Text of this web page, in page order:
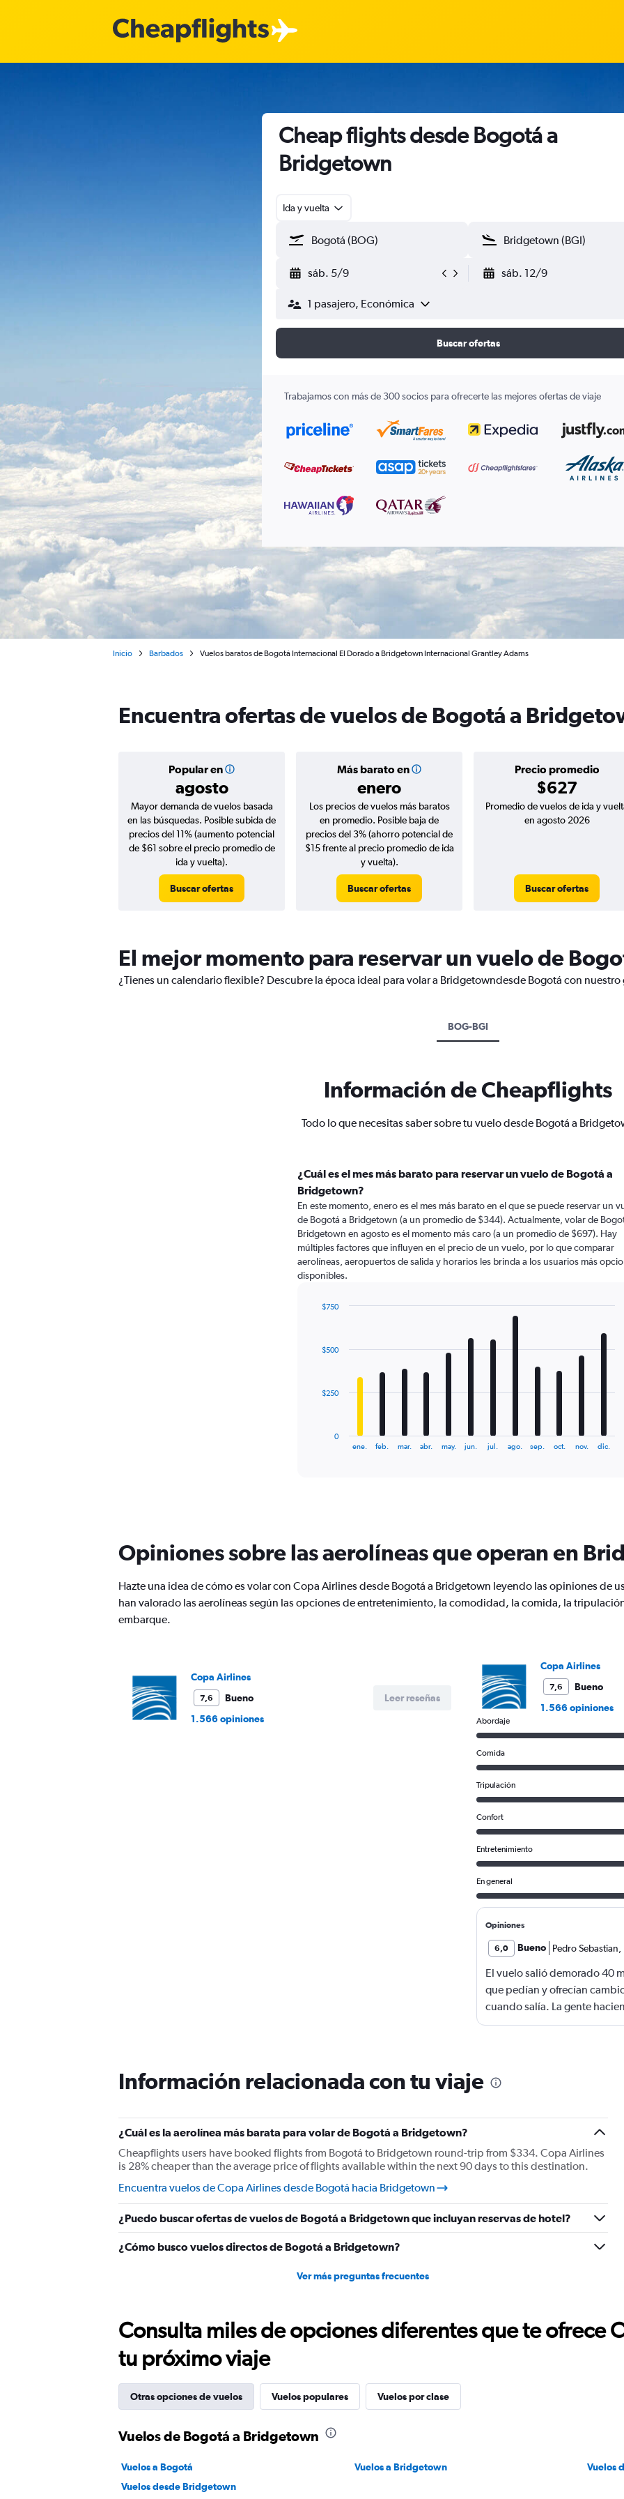
Cheap flights desde Bogotá a
Bridgetown
Ida y vuelta
sáb. 5/9 sáb. 12/9
1 pasajero, Económica
Buscar ofertas
Trabajamos con más de 300 socios para ofrecerte las mejores ofertas de viaje
Inicio Barbados Vuelos baratos de Bogotá Internacional El Dorado a Bridgetown Internacional Grantley Adams
Encuentra ofertas de vuelos de Bogotá a
Popular en
agosto
Más barato en
enero
Precio promedio
$627
Mayor demanda de vuelos basada
en las búsquedas. Posible subida de
precios del 11% (aumento potencial
de $61 sobre el precio promedio de
ida y vuelta).
Buscar ofertas
Los precios de vuelos más baratos
en promedio. Posible baja de
precios del 3% (ahorro potencial de
$15 frente al precio promedio de ida
y vuelta).
Buscar ofertas
Promedio de vuelos de ida y
en agosto 2026
Buscar ofertas
El mejor momento para reservar un vuelo de
¿Tienes un calendario flexible? Descubre la época ideal para volar a Bridgetowndesde Bogotá con
BOG-BGI
Información de Cheapflights
Todo lo que necesitas saber sobre tu vuelo desde Bogotá a
¿Cuál es el mes más barato para reservar un vuelo de Bogotá a
Bridgetown?
En este momento, enero es el mes más barato en el que se puede reservar un
de Bogotá a Bridgetown (a un promedio de $344). Actualmente, volar de
Bridgetown en agosto es el momento más caro (a un promedio de $697). Hay
múltiples factores que influyen en el precio de un vuelo, por lo que comparar
aerolíneas, aeropuertos de salida y horarios les brinda a los usuarios más
disponibles.
12
The
chart
has
Y
axis
ene. feb. mar. abr. may. jun. jul. ago. sep. oct. nov. dic.
0
$250
$500
$750
Opiniones sobre las aerolíneas que operan en
Hazte una idea de cómo es volar con Copa Airlines desde Bogotá a Bridgetown leyendo las opiniones de
han valorado las aerolíneas según las opciones de entretenimiento, la comodidad, la comida, la
embarque.
Copa Airlines
7,6
Bueno
1.566 opiniones
Leer reseñas
Copa Airlines
7,6
Bueno
1.566 opiniones
Abordaje
Comida
Tripulación
Confort
Entretenimiento
En general
Opiniones
6,0 Bueno Pedro Sebastian
El vuelo salió demorado 40
que pedían y ofrecían
cuando salía. La gente
quedarse sin viajar. Mucha
Información relacionada con tu viaje
¿Cuál es la aerolínea más barata para volar de Bogotá a Bridgetown?
Cheapflights users have booked flights from Bogotá to Bridgetown round-trip from $334. Copa Airlines
is 28% cheaper than the average price of flights available within the next 90 days to this destination.
Encuentra vuelos de Copa Airlines desde Bogotá hacia Bridgetown
¿Puedo buscar ofertas de vuelos de Bogotá a Bridgetown que incluyan reservas de hotel?
¿Cómo busco vuelos directos de Bogotá a Bridgetown?
Ver más preguntas frecuentes
Consulta miles de opciones diferentes que te ofrece
tu próximo viaje
Otras opciones de vuelos Vuelos populares Vuelos por clase
Vuelos de Bogotá a Bridgetown
Vuelos a Bogotá Vuelos a Bridgetown
Vuelos
Vuelos desde Bridgetown